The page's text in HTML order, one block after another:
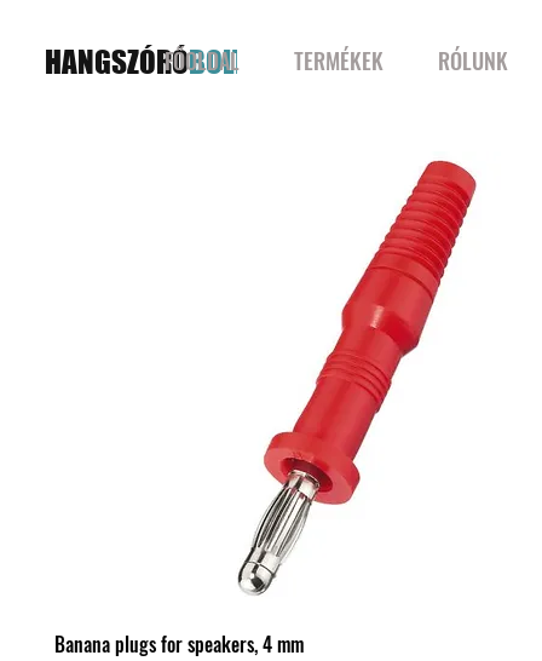
HANGSZÓRÓBOLT
FŐOLDAL TERMÉKEK RÓLUNK
Banana plugs for speakers, 4 mm